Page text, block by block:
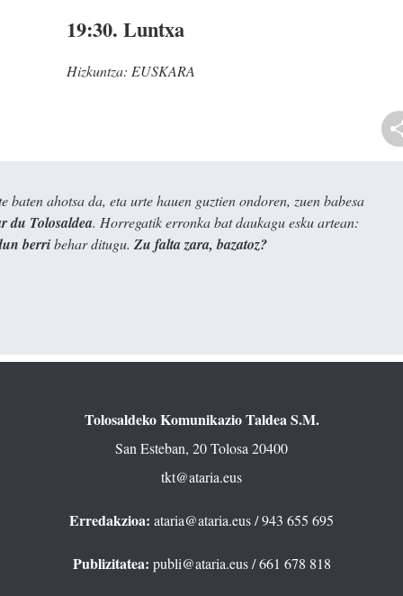
19:30. Luntxa
Hizkuntza: EUSKARA
ahotsa da, eta urte hauen guztien ondoren, zuen babesa
du Tolosaldea. Horregatik erronka bat daukagu esku artean:
berribehar ditugu. Zu falta zara, bazatoz?
Tolosaldeko Komunikazio Taldea S.M.
San Esteban, 20 Tolosa 20400
tkt@ataria.eus
Erredakzioa: ataria@ataria.eus/ 943 655 695
Publizitatea: publi@ataria.eus/ 661 678 818